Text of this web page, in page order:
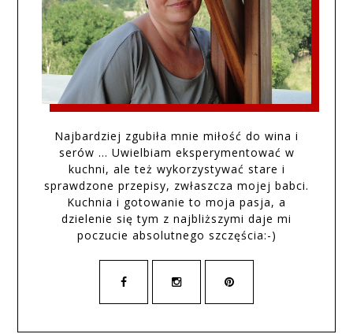
Najbardziej zgubiła mnie miłość do wina i
serów … Uwielbiam eksperymentować w
kuchni, ale też wykorzystywać stare i
sprawdzone przepisy, zwłaszcza mojej babci.
Kuchnia i gotowanie to moja pasja, a
dzielenie się tym z najbliższymi daje mi
poczucie absolutnego szczęścia:-)